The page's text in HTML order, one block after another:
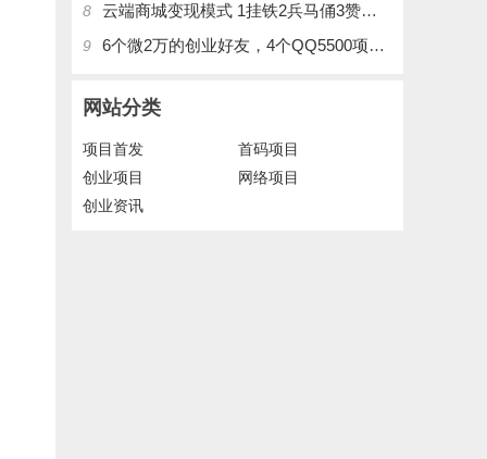
8 云端商城变现模式 1挂铁2兵马俑3赞刷4涨粉，带你玩.赚风口项日
9 6个微2万的创业好友，4个QQ5500项目好友，QQ每天在线人数2400人、承接朋友圈广告投放
网站分类
项目首发
首码项目
创业项目
网络项目
创业资讯